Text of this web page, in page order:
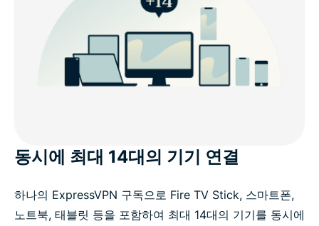
동시에 최대 14대의 기기 연결
하나의 ExpressVPN 구독으로 Fire TV Stick, 스마트폰,
노트북, 태블릿 등을 포함하여 최대 14대의 기기를 동시에